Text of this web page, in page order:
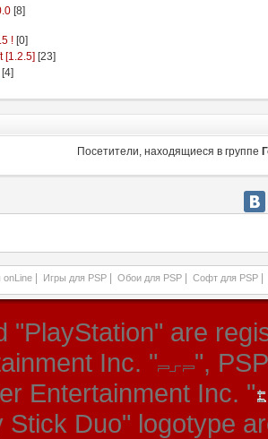
[8]
![0]
[1.2.5] [23]
[4]
Посетители, находящиеся в группе
onLine Игры для PSP Обои для PSP Софт для PSP
"PlayStation" are
Inc. "
",
Entertainment Inc. "
Stick Duo" logotype